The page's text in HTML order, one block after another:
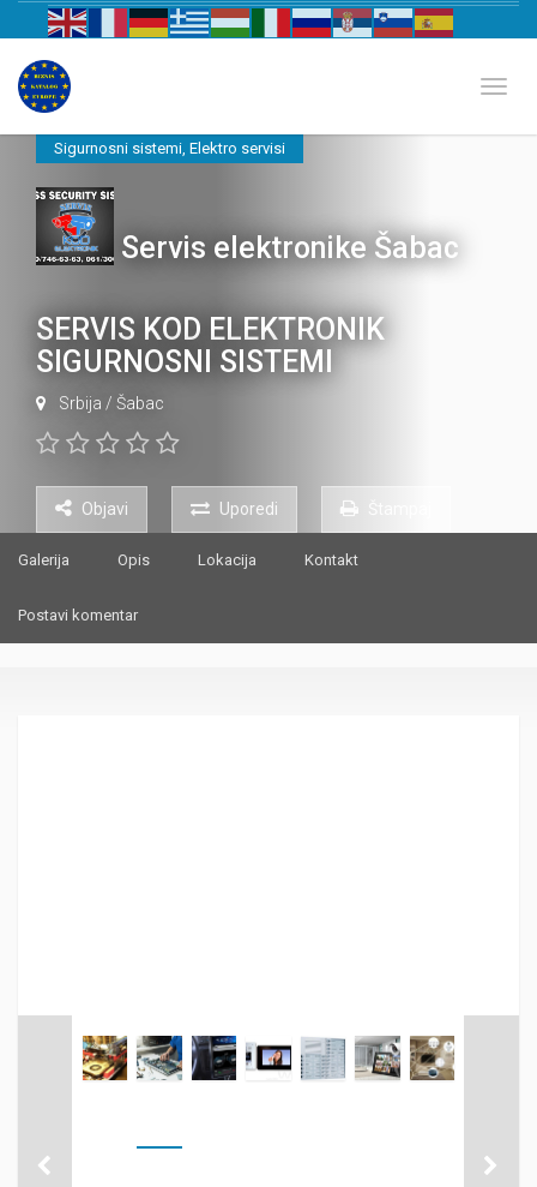
Sigurnosni sistemi, Elektro servisi
Servis elektronike Šabac
SERVIS KOD ELEKTRONIK
SIGURNOSNI SISTEMI
Srbija / Šabac
Objavi Uporedi
Galerija Opis Lokacija Kontakt
Postavi komentar